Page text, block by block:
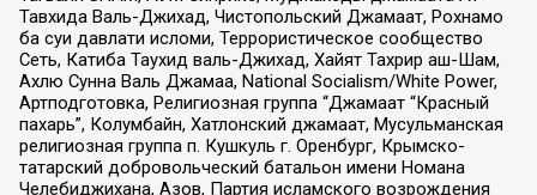
Тавхида Валь-Джихад, Чистопольский Джамаат, Рохнамо
ба суи давлати исломи, Террористическое сообщество
Сеть, Катиба Таухид валь-Джихад, Хайят Тахрир аш-Шам,
Ахлю Сунна Валь Джамаа, National Socialism/White Power,
Артподготовка, Религиозная группа “Джамаат “Красный
пахарь”, Колумбайн, Хатлонский джамаат, Мусульманская
религиозная группа п. Кушкуль г. Оренбург, Крымско-
татарский добровольческий батальон имени Номана
Челебиджихана, Азов, Партия исламского возрождения